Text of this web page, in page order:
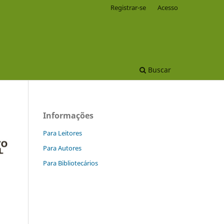
Buscar
Registrar-se Acesso
Informações
Para Leitores
Para Autores
Para Bibliotecários